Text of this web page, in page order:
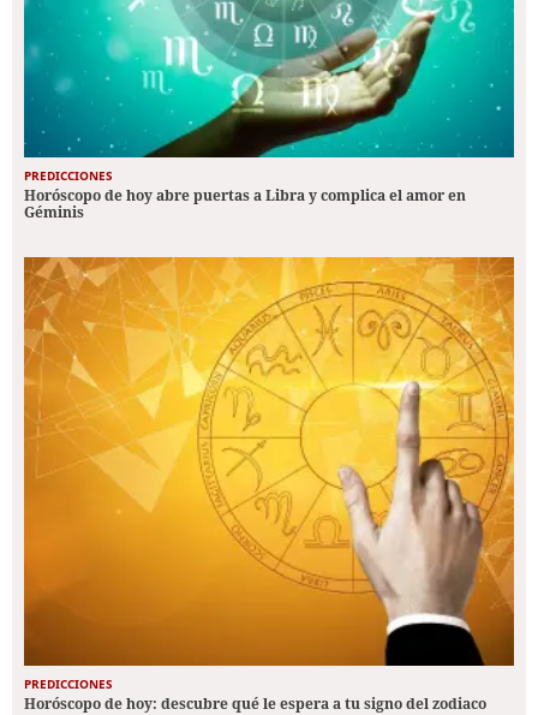
PREDICCIONES
Horóscopo de hoy abre puertas a Libra y complica el amor en
Géminis
PREDICCIONES
Horóscopo de hoy: descubre qué le espera a tu signo del zodiaco